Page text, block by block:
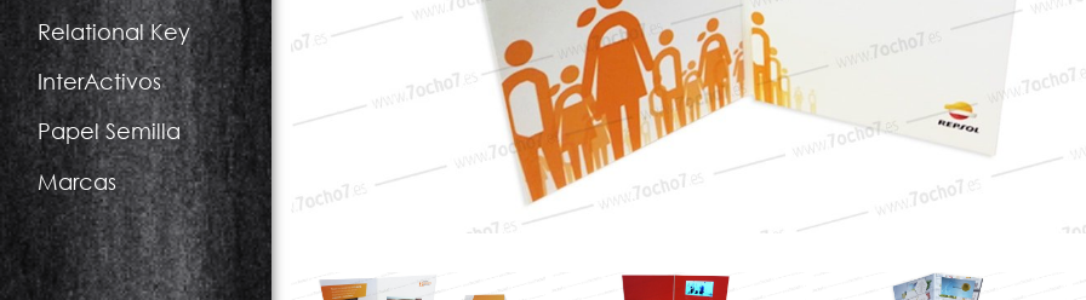
Relational Key
InterActivos
Papel Semilla
Marcas